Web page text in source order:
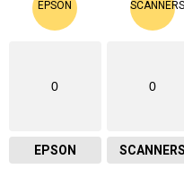
0
EPSON
0
SCANNERS